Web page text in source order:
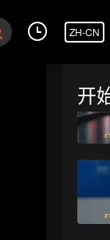
ZH-CN
开